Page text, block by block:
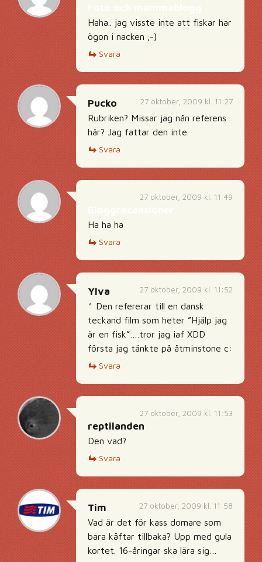
Haha.. jag visste inte att fiskar har
ögon i nacken ;-)
Svara
27 oktober, 2009 kl. 11:27
Pucko
Rubriken? Missar jag nån referens
här? Jag fattar den inte.
Svara
27 oktober, 2009 kl. 11:49
Ha ha ha
Svara
27 oktober, 2009 kl. 11:52
Ylva
^ Den refererar till en dansk
teckand film som heter ”Hjälp jag
är en fisk”….tror jag iaf XDD
första jag tänkte på åtminstone c:
Svara
27 oktober, 2009 kl. 11:53
reptilanden
Den vad?
Svara
27 oktober, 2009 kl. 11:58
Tim
Vad är det för kass domare som
bara käftar tillbaka? Upp med gula
kortet. 16-åringar ska lära sig…